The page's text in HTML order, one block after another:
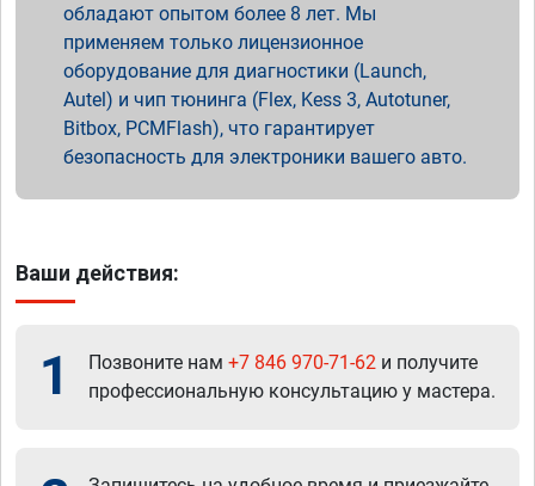
обладают опытом более 8 лет. Мы
применяем только лицензионное
оборудование для диагностики (Launch,
Autel) и чип тюнинга (Flex, Kess 3, Autotuner,
Bitbox, PCMFlash), что гарантирует
безопасность для электроники вашего авто.
Ваши действия:
1 Позвоните нам +7 846 970-71-62 и получите
профессиональную консультацию у мастера.